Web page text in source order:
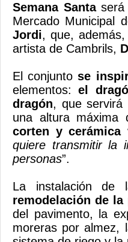
Semana Santaserá
Mercado Municipal
Jordi, que,
artista de Cambrils,
El conjuntose
elementos:el
dragón, que servirá
una altura
corten y cerámica
quiere transmitir la
personas”.
La instalación de
remodelación de la
del pavimento, la
moreras por almez,